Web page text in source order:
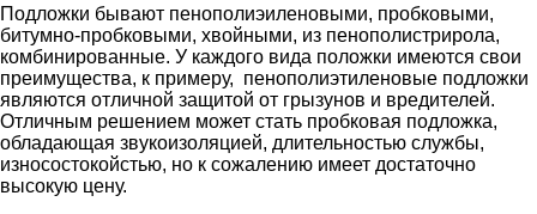
Подложки бывают пенополиэиленовыми, пробковыми,
битумно-пробковыми, хвойными, из пенополистрирола,
комбинированные. У каждого вида положки имеются свои
преимущества, к примеру, пенополиэтиленовые подложки
являются отличной защитой от грызунов и вредителей.
Отличным решением может стать пробковая подложка,
обладающая звукоизоляцией, длительностью службы,
износостокойстью, но к сожалению имеет достаточно
высокую цену.